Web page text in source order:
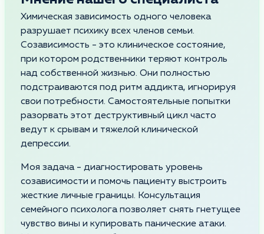
Химическая зависимость одного человека
разрушает психику всех членов семьи.
Созависимость - это клиническое состояние,
при котором родственники теряют контроль
над собственной жизнью. Они полностью
подстраиваются под ритм аддикта, игнорируя
свои потребности. Самостоятельные попытки
разорвать этот деструктивный цикл часто
ведут к срывам и тяжелой клинической
депрессии.
Моя задача - диагностировать уровень
созависимости и помочь пациенту выстроить
жесткие личные границы. Консультация
семейного психолога позволяет снять гнетущее
чувство вины и купировать панические атаки.